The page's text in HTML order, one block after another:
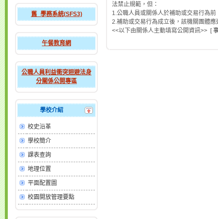
舊_學務系統(SFS3)
午餐教育網
公職人員利益衝突迴避法身
分關係公開專區
學校介紹
校史沿革
學校簡介
課表查詢
地理位置
平面配置圖
校園開放管理要點
法禁止規範，但：
1.公職人員或關係人於補助或交易行為
2.補助或交易行為成立後，該機關團體
<<以下由關係人主動填寫公開資訊>> [